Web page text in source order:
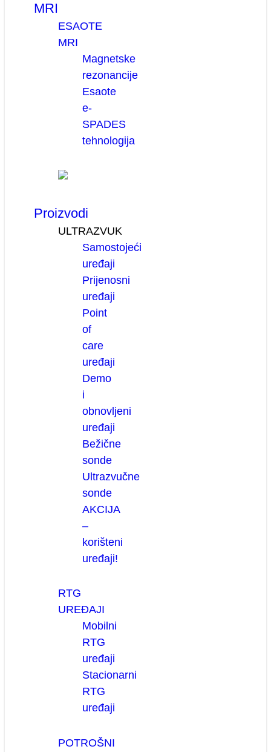
MRI
ESAOTE
MRI
Magnetske
rezonancije
Esaote
e-
SPADES
tehnologija
Proizvodi
ULTRAZVUK
Samostojeći
uređaji
Prijenosni
uređaji
Point
of
care
uređaji
Demo
i
obnovljeni
uređaji
Bežične
sonde
Ultrazvučne
sonde
AKCIJA
–
korišteni
uređaji!
RTG
UREĐAJI
Mobilni
RTG
uređaji
Stacionarni
RTG
uređaji
POTROŠNI